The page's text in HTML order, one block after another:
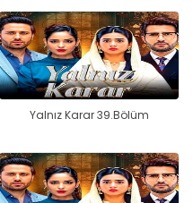
Yalnız Karar 39.Bölüm